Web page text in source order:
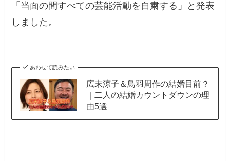
「当面の間すべての芸能活動を自粛する」と発表
しました。
あわせて読みたい
広末涼子＆鳥羽周作の結婚目前？
｜二人の結婚カウントダウンの理
由5選